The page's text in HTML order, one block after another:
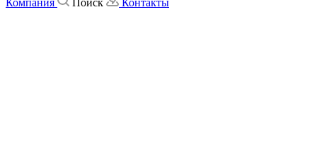
Компания
Поиск Контакты